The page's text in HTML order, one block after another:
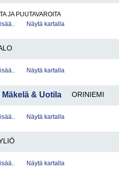
JA PUUTAVAROITA
Näytä kartalla
Näytä kartalla
& Uotila ORINIEMI
Näytä kartalla
Näytä kartalla